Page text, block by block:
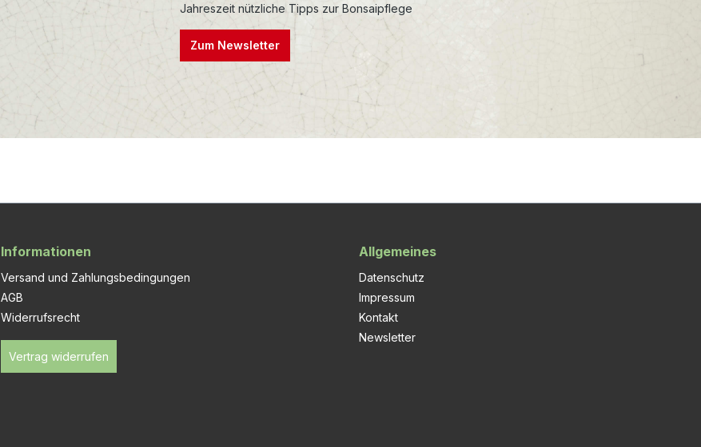
Jahreszeit nützliche Tipps zur Bonsaipflege
Zum Newsletter
Informationen
Versand und Zahlungsbedingungen
AGB
Widerrufsrecht
Vertrag widerrufen
Allgemeines
Datenschutz
Impressum
Kontakt
Newsletter